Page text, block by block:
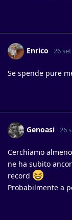
Enrico 26
Se spende pure
Genoasi 26
Cerchiamo
ne ha subito
record
Probabilmente a